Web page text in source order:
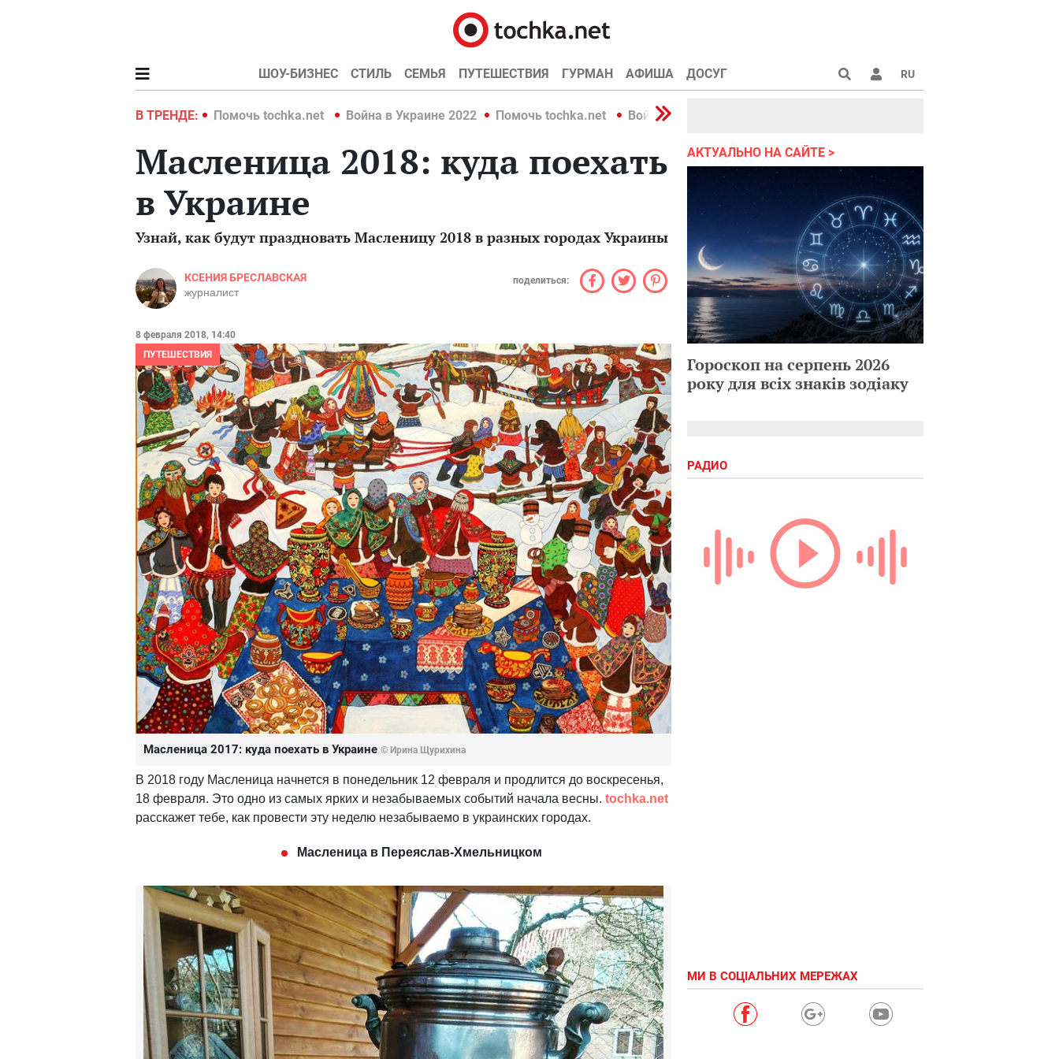
ШОУ-БИЗНЕС СТИЛЬ СЕМЬЯ ПУТЕШЕСТВИЯ ГУРМАН АФИША ДОСУГ RU
В ТРЕНДЕ:
Война в Украине 2022 Помочь tochka.net Война в Украине 2022 Помочь tochka.net Война в Украине 2022
Масленица 2018: куда поехать
в Украине
Узнай, как будут праздновать Масленицу 2018 в разных городах Украины
КСЕНИЯ БРЕСЛАВСКАЯ
журналист
поделиться:
8 февраля 2018, 14:40
ПУТЕШЕСТВИЯ
Масленица 2017: куда поехать в Украине © Ирина Щурихина
В 2018 году Масленица начнется в понедельник 12 февраля и продлится до воскресенья,
18 февраля. Это одно из самых ярких и незабываемых событий начала весны. tochka.net
расскажет тебе, как провести эту неделю незабываемо в украинских городах.
Масленица в Переяслав-Хмельницком
АКТУАЛЬНО НА САЙТЕ
Гороскоп на серпень 2026
року для всіх знаків зодіаку
РАДИО
МИ В СОЦІАЛЬНИХ МЕРЕЖАХ